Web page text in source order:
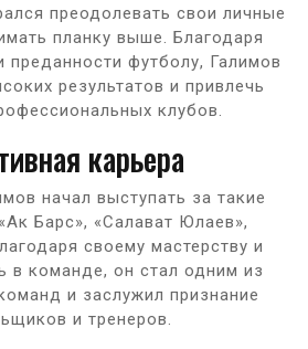
преодолевать свои личные
планку выше. Благодаря
преданности футболу, Галимов
результатов и привлечь
клубов.
карьера
начал выступать за такие
Барс», «Салават Юлаев»,
своему мастерству и
в команде, он стал одним из
и заслужил признание
и тренеров.